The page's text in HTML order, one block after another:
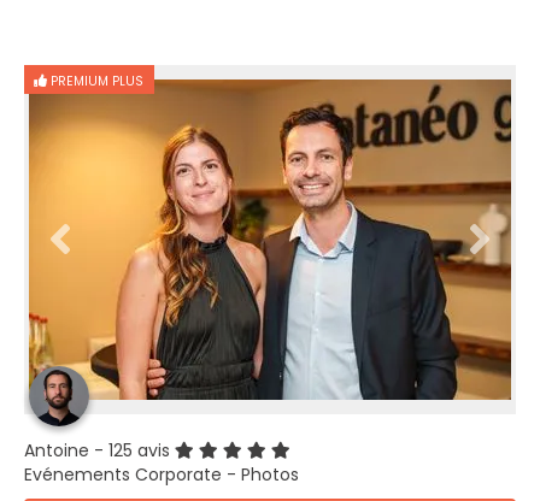
PREMIUM PLUS
Antoine - 125 avis
Evénements Corporate - Photos